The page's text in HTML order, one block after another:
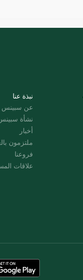
نبذة عنا
عن سبينس
نشأة
أخبار
ملتزمون
فروعنا
علاقات